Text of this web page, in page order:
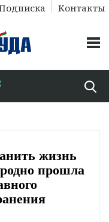
Контакты
жизнь
прошла